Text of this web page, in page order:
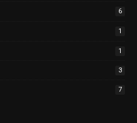
6
1
1
3
7